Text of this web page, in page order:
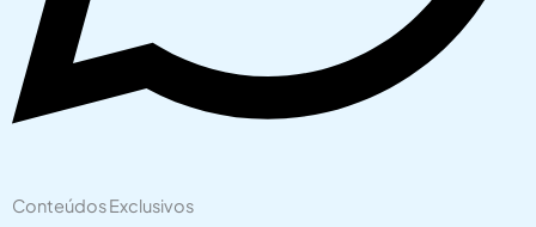
Conteúdos Exclusivos